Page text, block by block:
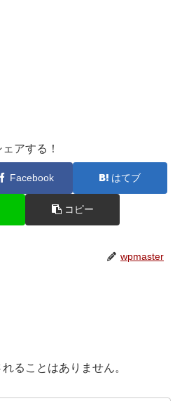
ェアする！
Facebook はてブ
コピー
wpmaster
ることはありません。